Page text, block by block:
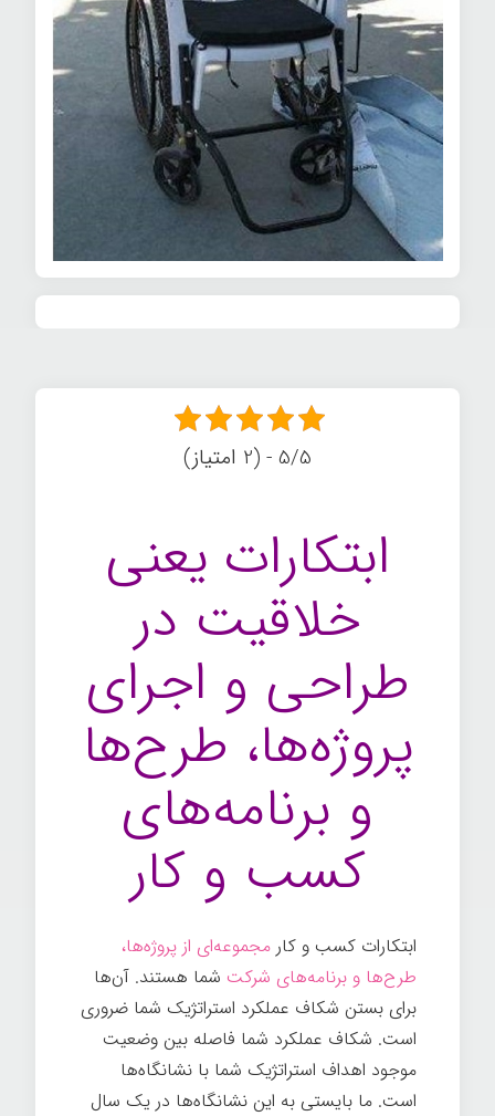
5/5 - (2 امتیاز)
ابتکارات یعنی
خلاقیت در
طراحی و اجرای
پروژه‌ها، طرح‌ها
و برنامه‌های
کسب و کار
ابتکارات کسب و کار مجموعه‌ای از پروژه‌ها،
طرح‌ها و برنامه‌های شرکت شما هستند. آن‌ها
برای بستن شکاف عملکرد استراتژیک شما ضروری
است. شکاف عملکرد شما فاصله بین وضعیت
موجود اهداف استراتژیک شما با نشانگاه‌ها
است. ما بایستی به این نشانگاه‌ها در یک سال